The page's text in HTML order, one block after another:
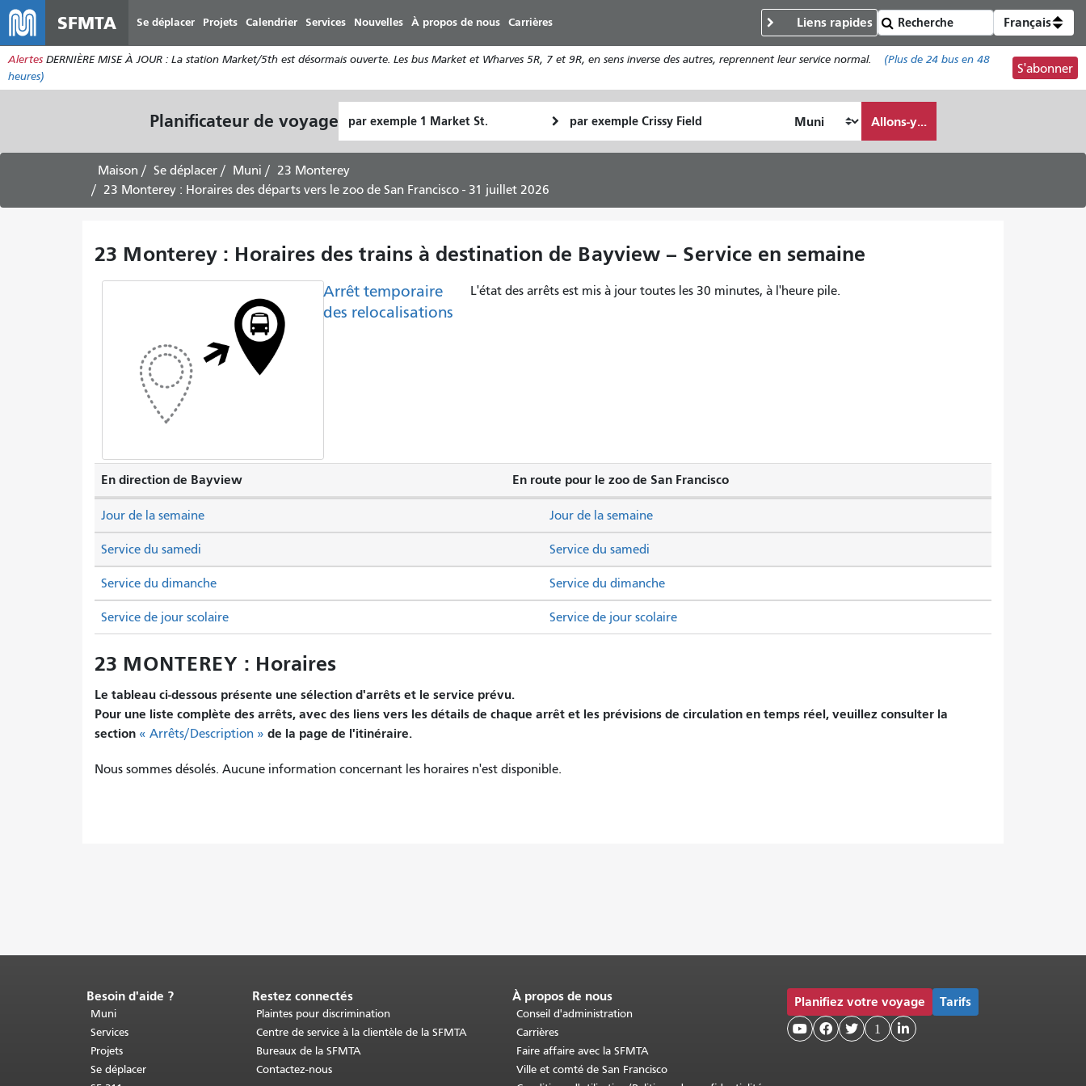
au
contenu
principal
SFMTA Se déplacer Projets Calendrier Services Nouvelles À propos de nous Carrières Liens rapides Français
Alertes DERNIÈRE MISE À JOUR : La station Market/5th est désormais ouverte. Les bus Market et Wharves 5R, 7 et 9R, en sens inverse des autres, reprennent leur service normal. (Plus de 24 bus en 48
heures)
S'abonner
Planificateur de voyage de
départ
final
Comment
je
Allons-y...
Maison Se déplacer Muni
23 Monterey
23 Monterey : Horaires des départs vers le zoo de San Francisco - 31 juillet 2026
23 Monterey : Horaires des trains à destination de Bayview – Service en semaine
Arrêt temporaire
des relocalisations
L'état des arrêts est mis à jour toutes les 30 minutes, à l'heure pile.
En direction de Bayview En route pour le zoo de San Francisco
Service du samedi Service du samedi
Service du dimanche Service du dimanche
Jour de la semaine Jour de la semaine
Service de jour scolaire Service de jour scolaire
23 MONTEREY : Horaires
Le tableau ci-dessous présente une sélection d'arrêts et le service prévu.
Pour une liste complète des arrêts, avec des liens vers les détails de chaque arrêt et les prévisions de circulation en temps réel, veuillez consulter la
section « Arrêts/Description » de la page de l'itinéraire.
Nous sommes désolés. Aucune information concernant les horaires n'est disponible.
Fin
du
contenu
de
la
page.Le
Besoin d'aide ?
Muni
Services
Projets
Se déplacer
Restez connectés
Plaintes pour discrimination
Centre de service à la clientèle de la SFMTA
Bureaux de la SFMTA
Contactez-nous
À propos de nous
Conseil d'administration
Carrières
Faire affaire avec la SFMTA
Ville et comté de San Francisco
Planifiez votre voyage Tarifs
   1 